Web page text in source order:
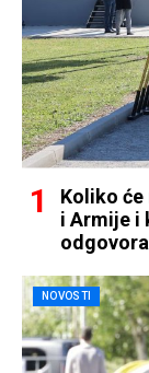
Koliko
i Armije i
odgovora
NOVOSTI